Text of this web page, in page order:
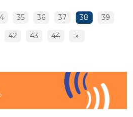
35 36 37 38 39
42 43 44 »